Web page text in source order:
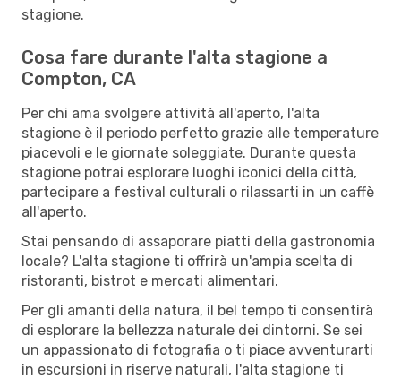
stagione.
Cosa fare durante l'alta stagione a
Compton, CA
Per chi ama svolgere attività all'aperto, l'alta
stagione è il periodo perfetto grazie alle temperature
piacevoli e le giornate soleggiate. Durante questa
stagione potrai esplorare luoghi iconici della città,
partecipare a festival culturali o rilassarti in un caffè
all'aperto.
Stai pensando di assaporare piatti della gastronomia
locale? L'alta stagione ti offrirà un'ampia scelta di
ristoranti, bistrot e mercati alimentari.
Per gli amanti della natura, il bel tempo ti consentirà
di esplorare la bellezza naturale dei dintorni. Se sei
un appassionato di fotografia o ti piace avventurarti
in escursioni in riserve naturali, l'alta stagione ti